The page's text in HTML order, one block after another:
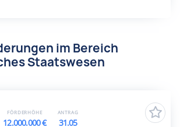
im Bereich
Staatswesen
FÖRDERHÖHE
12.000.000 €
ANTRAG
31.05